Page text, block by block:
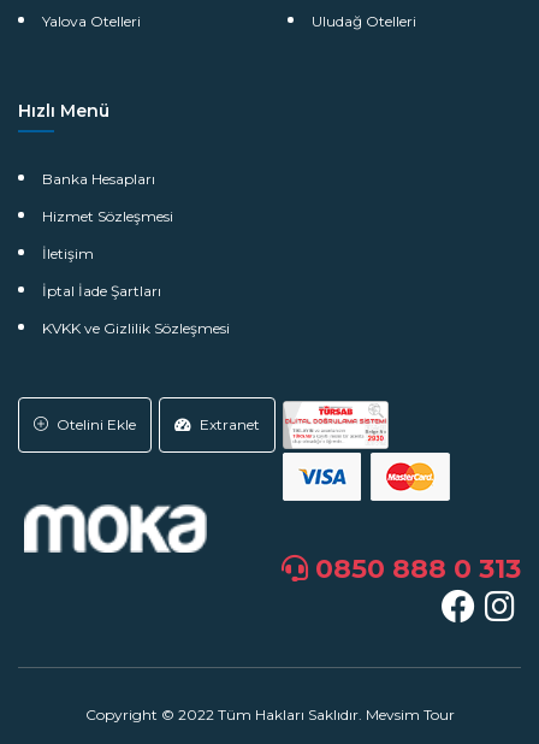
Yalova Otelleri Uludağ Otelleri
Hızlı Menü
Banka Hesapları
Hizmet Sözleşmesi
İletişim
İptal İade Şartları
KVKK ve Gizlilik Sözleşmesi
Otelini Ekle Extranet
0850 888 0 313
Copyright © 2022 Tüm Hakları Saklıdır. Mevsim Tour